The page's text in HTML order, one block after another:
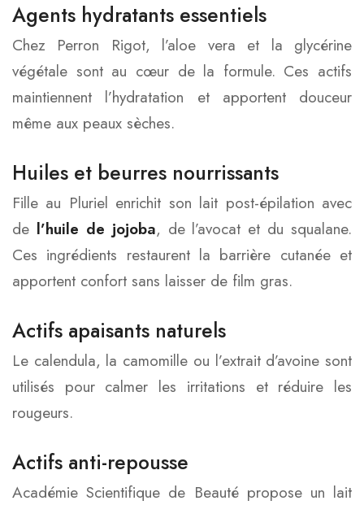
Agents hydratants essentiels
Chez Perron Rigot, l’aloe vera et la glycérine
végétale sont au cœur de la formule. Ces actifs
maintiennent l’hydratation et apportent douceur
même aux peaux sèches.
Huiles et beurres nourrissants
Fille au Pluriel enrichit son lait post-épilation avec
de l’huile de jojoba, de l’avocat et du squalane.
Ces ingrédients restaurent la barrière cutanée et
apportent confort sans laisser de film gras.
Actifs apaisants naturels
Le calendula, la camomille ou l’extrait d’avoine sont
utilisés pour calmer les irritations et réduire les
rougeurs.
Actifs anti-repousse
Académie Scientifique de Beauté propose un lait